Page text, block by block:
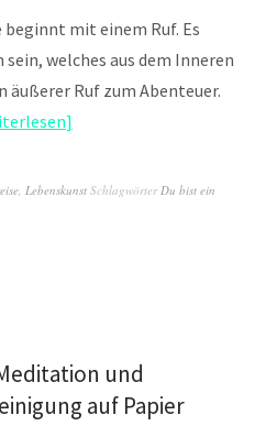
beginnt mit einem Ruf. Es
welches aus dem Inneren
äußerer Ruf zum Abenteuer.
, Lebenskunst SchlagwörterDu bist ein
und
auf Papier